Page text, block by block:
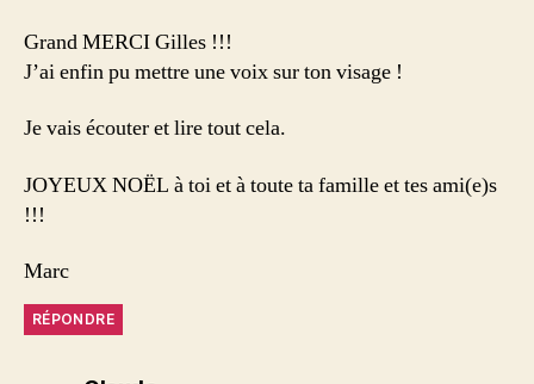
Grand MERCI Gilles !!!
J’ai enfin pu mettre une voix sur ton visage !
Je vais écouter et lire tout cela.
JOYEUX NOËL à toi et à toute ta famille et tes ami(e)s
!!!
Marc
RÉPONDRE